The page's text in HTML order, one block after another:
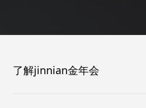
了解jinnian金年会